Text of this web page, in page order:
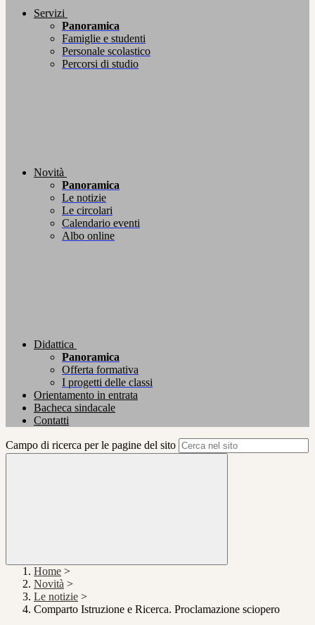
Servizi
Panoramica
Famiglie e studenti
Personale scolastico
Percorsi di studio
Novità
Panoramica
Le notizie
Le circolari
Calendario eventi
Albo online
Didattica
Panoramica
Offerta formativa
I progetti delle classi
Orientamento in entrata
Bacheca sindacale
Contatti
Campo di ricerca per le pagine del sito
Home >
Novità >
Le notizie >
Comparto Istruzione e Ricerca. Proclamazione sciopero